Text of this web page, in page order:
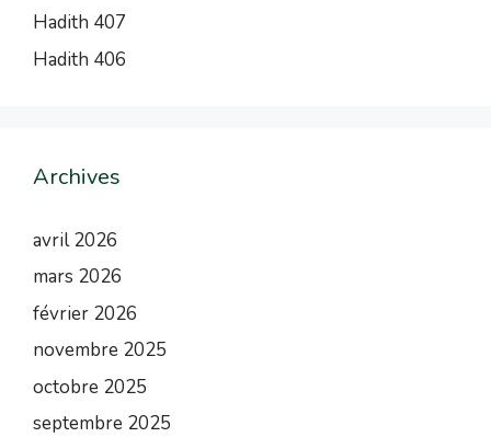
Hadith 407
Hadith 406
Archives
avril 2026
mars 2026
février 2026
novembre 2025
octobre 2025
septembre 2025